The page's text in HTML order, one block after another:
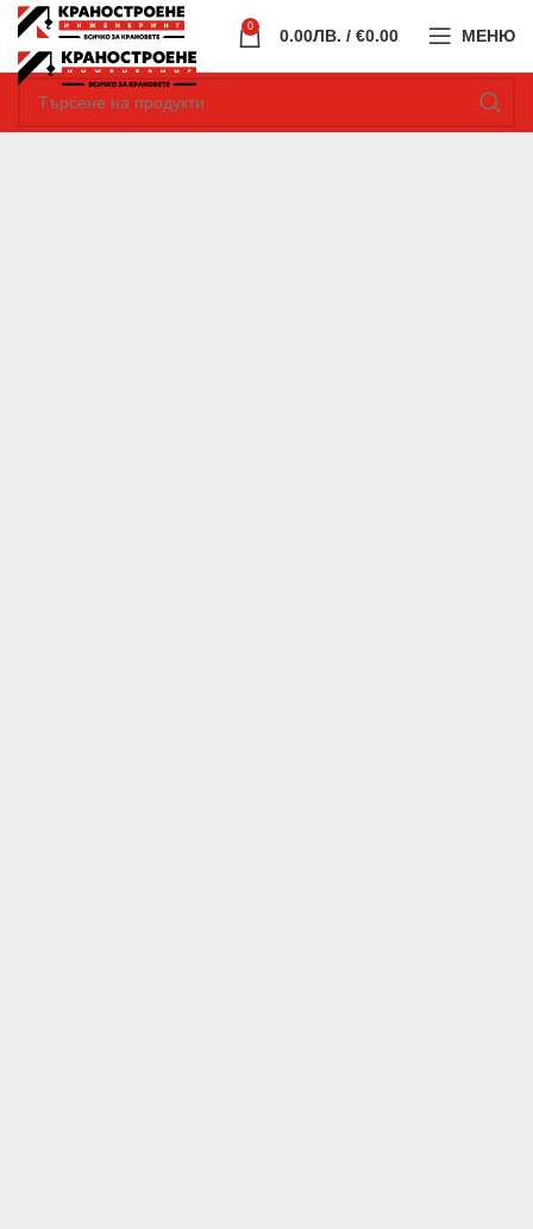
0 0.00ЛВ. / €0.00 МЕНЮ